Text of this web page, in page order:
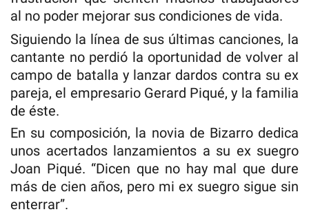
al no poder mejorar sus condiciones de vida.
Siguiendo la línea de sus últimas canciones, la
cantante no perdió la oportunidad de volver al
campo de batalla y lanzar dardos contra su ex
pareja, el empresario Gerard Piqué, y la familia
de éste.
En su composición, la novia de Bizarro dedica
unos acertados lanzamientos a su ex suegro
Joan Piqué. “Dicen que no hay mal que dure
más de cien años, pero mi ex suegro sigue sin
enterrar”.